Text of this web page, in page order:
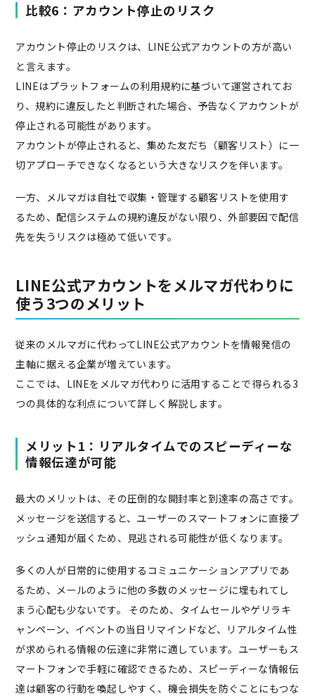
比較6：アカウント停止のリスク
アカウント停止のリスクは、LINE公式アカウントの方が高い
と言えます。
LINEはプラットフォームの利用規約に基づいて運営されてお
り、規約に違反したと判断された場合、予告なくアカウントが
停止される可能性があります。
アカウントが停止されると、集めた友だち（顧客リスト）に一
切アプローチできなくなるという大きなリスクを伴います。
一方、メルマガは自社で収集・管理する顧客リストを使用す
るため、配信システムの規約違反がない限り、外部要因で配信
先を失うリスクは極めて低いです。
LINE公式アカウントをメルマガ代わりに
使う3つのメリット
従来のメルマガに代わってLINE公式アカウントを情報発信の
主軸に据える企業が増えています。
ここでは、LINEをメルマガ代わりに活用することで得られる3
つの具体的な利点について詳しく解説します。
メリット1：リアルタイムでのスピーディーな
情報伝達が可能
最大のメリットは、その圧倒的な開封率と到達率の高さです。
メッセージを送信すると、ユーザーのスマートフォンに直接プ
ッシュ通知が届くため、見逃される可能性が低くなります。
多くの人が日常的に使用するコミュニケーションアプリであ
るため、メールのように他の多数のメッセージに埋もれてし
まう心配も少ないです。 そのため、タイムセールやゲリラキ
ャンペーン、イベントの当日リマインドなど、リアルタイム性
が求められる情報の伝達に非常に適しています。ユーザーもス
マートフォンで手軽に確認できるため、スピーディーな情報伝
達は顧客の行動を喚起しやすく、機会損失を防ぐことにもつな